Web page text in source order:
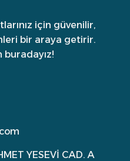
için güvenilir,
bir araya getirir.
buradayız!
YESEVİ CAD. A